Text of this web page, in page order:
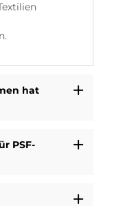
hat
PSF-